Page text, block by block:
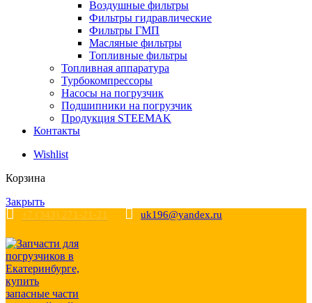
Воздушные фильтры
Фильтры гидравлические
Фильтры ГМП
Масляные фильтры
Топливные фильтры
Топливная аппаратура
Турбокомпрессоры
Насосы на погрузчик
Подшипники на погрузчик
Продукция STEEMAK
Контакты
Wishlist
Корзина
Закрыть
+7 (343) 271-21-21 uk196@yandex.ru